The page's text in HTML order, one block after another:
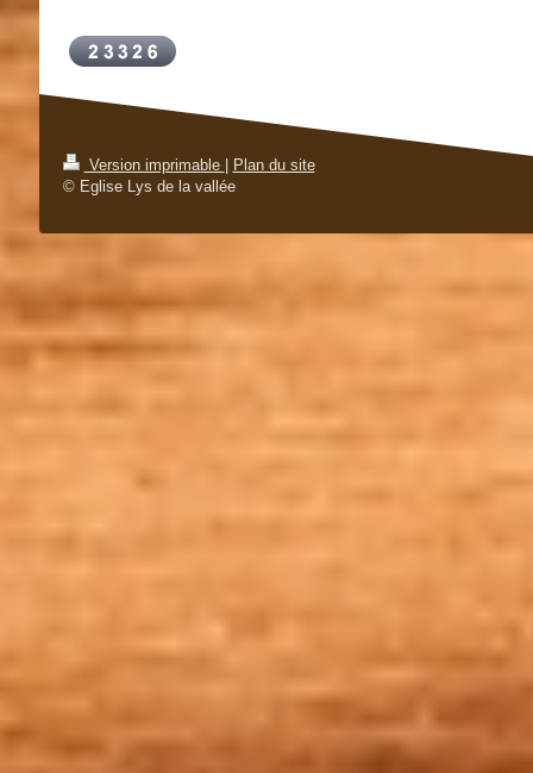
Version imprimable | Plan du site
© Eglise Lys de la vallée